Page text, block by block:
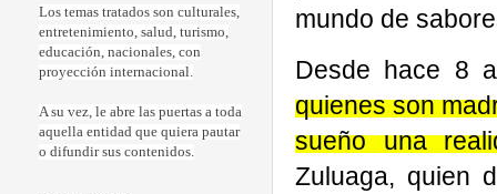
mundo de
Desde hace 8
quienes son
sueño una
Zuluaga, quien
Los temas tratados son culturales,
entretenimiento, salud, turismo,
educación, nacionales, con
proyección internacional.
A su vez, le abre las puertas a toda
aquella entidad que quiera pautar
o difundir sus contenidos.